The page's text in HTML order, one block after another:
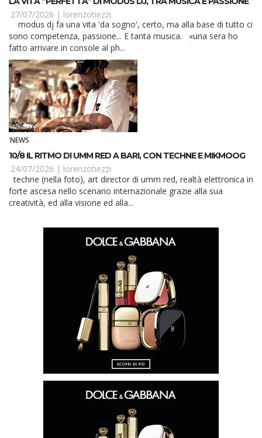
27/07/2026 | lorenzotiezzi
sono competenza, passione... E tanta musica. «una sera ho
fatto arrivare in console al ph...
NEWS
10/8 IL RITMO DI UMM RED A BARI, CON TECHNE E MIKMOOG
24/07/2026 | lorenzotiezzi
techne (nella foto), art director di umm red, realtà elettronica in
forte ascesa nello scenario internazionale grazie alla sua
creatività, ed alla visione ed alla...